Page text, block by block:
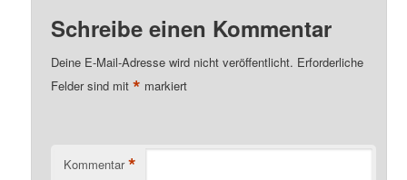
Schreibe einen Kommentar
Deine E-Mail-Adresse wird nicht veröffentlicht. Erforderliche
Felder sind mit* markiert
Kommentar *